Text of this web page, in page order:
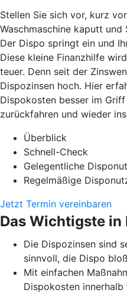
Stellen Sie sich vor, kurz
Waschmaschine kaputt und
Der Dispo springt ein und
Diese kleine Finanzhilfe
teuer. Denn seit der
Dispozinsen hoch. Hier
Dispokosten besser im
zurückfahren und wieder
Überblick
Schnell-Check
Gelegentliche
Regelmäßige
Jetzt Termin vereinbaren
Das Wichtigste in
Die Dispozinsen sind
sinnvoll, die Dispo
Mit einfachen
Dispokosten